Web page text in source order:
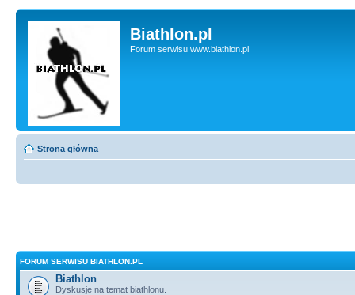
Biathlon.pl
Forum serwisu www.biathlon.pl
Strona główna
FORUM SERWISU BIATHLON.PL
Biathlon
Dyskusje na temat biathlonu.